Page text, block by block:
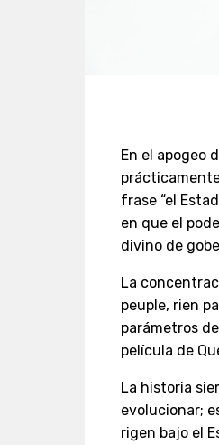
En el apogeo
frase “el
en que el
divino de
La
peuple, rien
parámetros
película de
La historia
evolucionar;
rigen bajo el